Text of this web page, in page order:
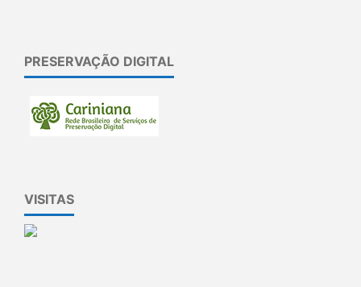
PRESERVAÇÃO DIGITAL
VISITAS